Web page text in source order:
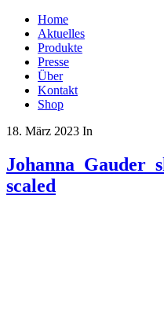
Home
Aktuelles
Produkte
Presse
Über
Kontakt
Shop
18. März 2023 In
scaled